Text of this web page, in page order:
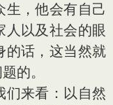
生，他会有自己
人以及社会的眼
的话，这当然就
的。
们来看：以自然